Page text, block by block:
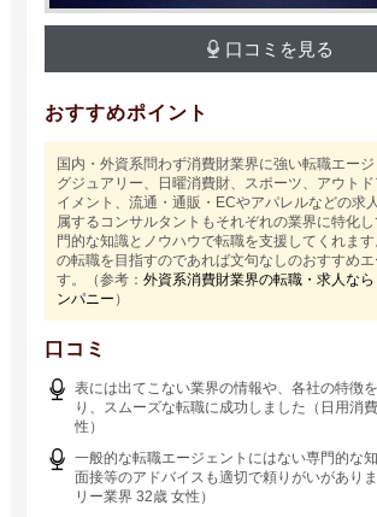
口コミを見る
おすすめポイント
国内・外資系問わず消費財業界に強い転職エー
グジュアリー、日曜消費財、スポーツ、アウト
イメント、流通・通販・ECやアパレルなどの求
属するコンサルタントもそれぞれの業界に特化
門的な知識とノウハウで転職を支援してくれま
の転職を目指すのであれば文句なしのおすすめ
す。（参考：外資系消費財業界の転職・求人な
ンパニー ）
口コミ
表には出てこない業界の情報や、各社の特徴
り、スムーズな転職に成功しました（日用消
性）
一般的な転職エージェントにはない専門的な
面接等のアドバイスも適切で頼りがいがあり
リー業界 32歳 女性）